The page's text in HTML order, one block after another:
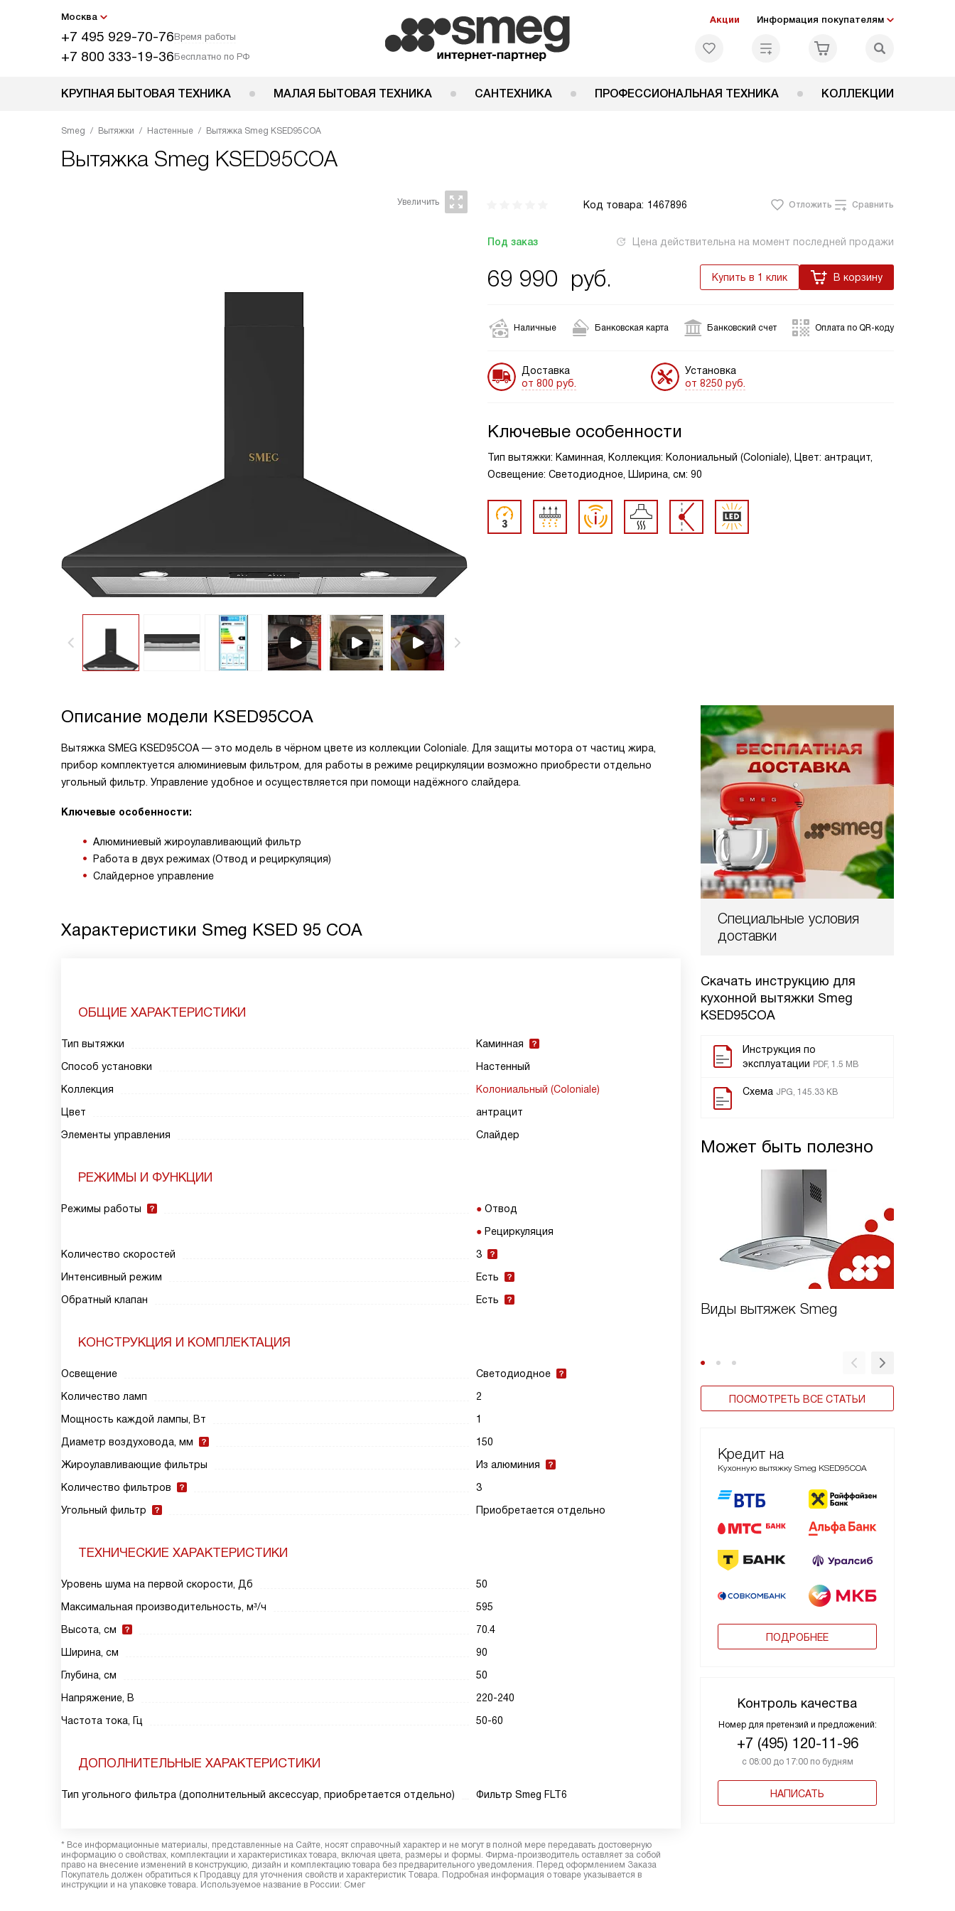
Москва
+7 495 929-70-76Время работы
+7 800 333-19-36Бесплатно по РФ
Акции Информация покупателям
КРУПНАЯ БЫТОВАЯ ТЕХНИКА МАЛАЯ БЫТОВАЯ ТЕХНИКА САНТЕХНИКА ПРОФЕССИОНАЛЬНАЯ ТЕХНИКА КОЛЛЕКЦИИ
Smeg Вытяжки Настенные Вытяжка Smeg KSED95COA
Вытяжка Smeg KSED95COA
Код товара: 1467896 Отложить Сравнить
Под заказ Цена действительна на момент последней продажи
69 990 руб. Купить в 1 клик В корзину
Наличные Банковская карта Банковский счет Оплата по QR-коду
Доставка
от 800 руб.
Установка
от 8250 руб.
Ключевые особенности
Тип вытяжки: Каминная, Коллекция: Колониальный (Coloniale), Цвет: антрацит,
Освещение: Светодиодное, Ширина, см: 90
Специальные условия
доставки
Скачать инструкцию для
кухонной вытяжки Smeg
KSED95COA
Инструкция по
эксплуатации PDF, 1.5 MB
Схема JPG, 145.33 KB
Может быть полезно
Виды вытяжек Smeg
ПОСМОТРЕТЬ ВСЕ СТАТЬИ
Кредит на
Кухонную вытяжку Smeg KSED95COA
ПОДРОБНЕЕ
Контроль качества
Номер для претензий и предложений:
+7 (495) 120-11-96
с 08:00 до 17:00 по будням
НАПИСАТЬ
Описание модели KSED95COA
Вытяжка SMEG KSED95COA — это модель в чёрном цвете из коллекции Coloniale. Для защиты мотора от частиц жира,
прибор комплектуется алюминиевым фильтром, для работы в режиме рециркуляции возможно приобрести отдельно
угольный фильтр. Управление удобное и осуществляется при помощи надёжного слайдера.
Ключевые особенности:
Алюминиевый жироулавливающий фильтр
Работа в двух режимах (Отвод и рециркуляция)
Слайдерное управление
Характеристики Smeg KSED 95 COA
ОБЩИЕ ХАРАКТЕРИСТИКИ
Тип вытяжки
Каминная
Способ установки
Настенный
Коллекция
Колониальный (Coloniale)
Цвет
антрацит
Элементы управления
Слайдер
РЕЖИМЫ И ФУНКЦИИ
Режимы работы
Отвод
Рециркуляция
Количество скоростей
3
Интенсивный режим
Есть
Обратный клапан
Есть
КОНСТРУКЦИЯ И КОМПЛЕКТАЦИЯ
Освещение
Светодиодное
Количество ламп
2
Мощность каждой лампы, Вт
1
Диаметр воздуховода, мм
150
Жироулавливающие фильтры
Из алюминия
Количество фильтров
3
Угольный фильтр
Приобретается отдельно
ТЕХНИЧЕСКИЕ ХАРАКТЕРИСТИКИ
Уровень шума на первой скорости, Дб
50
Максимальная производительность, м³/ч
595
Высота, см
70.4
Ширина, см
90
Глубина, см
50
Напряжение, В
220-240
Частота тока, Гц
50-60
ДОПОЛНИТЕЛЬНЫЕ ХАРАКТЕРИСТИКИ
Тип угольного фильтра (дополнительный аксессуар, приобретается отдельно) Фильтр Smeg FLT6
* Все информационные материалы, представленные на Сайте, носят справочный характер и не могут в полной мере передавать достоверную
информацию о свойствах, комплектации и характеристиках товара, включая цвета, размеры и формы. Фирма-производитель оставляет за собой
право на внесение изменений в конструкцию, дизайн и комплектацию товара без предварительного уведомления. Перед оформлением Заказа
Покупатель должен обратиться к Продавцу для уточнения свойств и характеристик Товара. Подробная информация о товаре указывается в
инструкции и на упаковке товара. Используемое название в России: Смег